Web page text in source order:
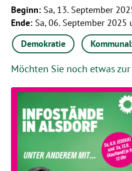
Beginn: Sa, 13. September
Ende: Sa, 06. September 2025
Demokratie
Möchten Sie noch etwas